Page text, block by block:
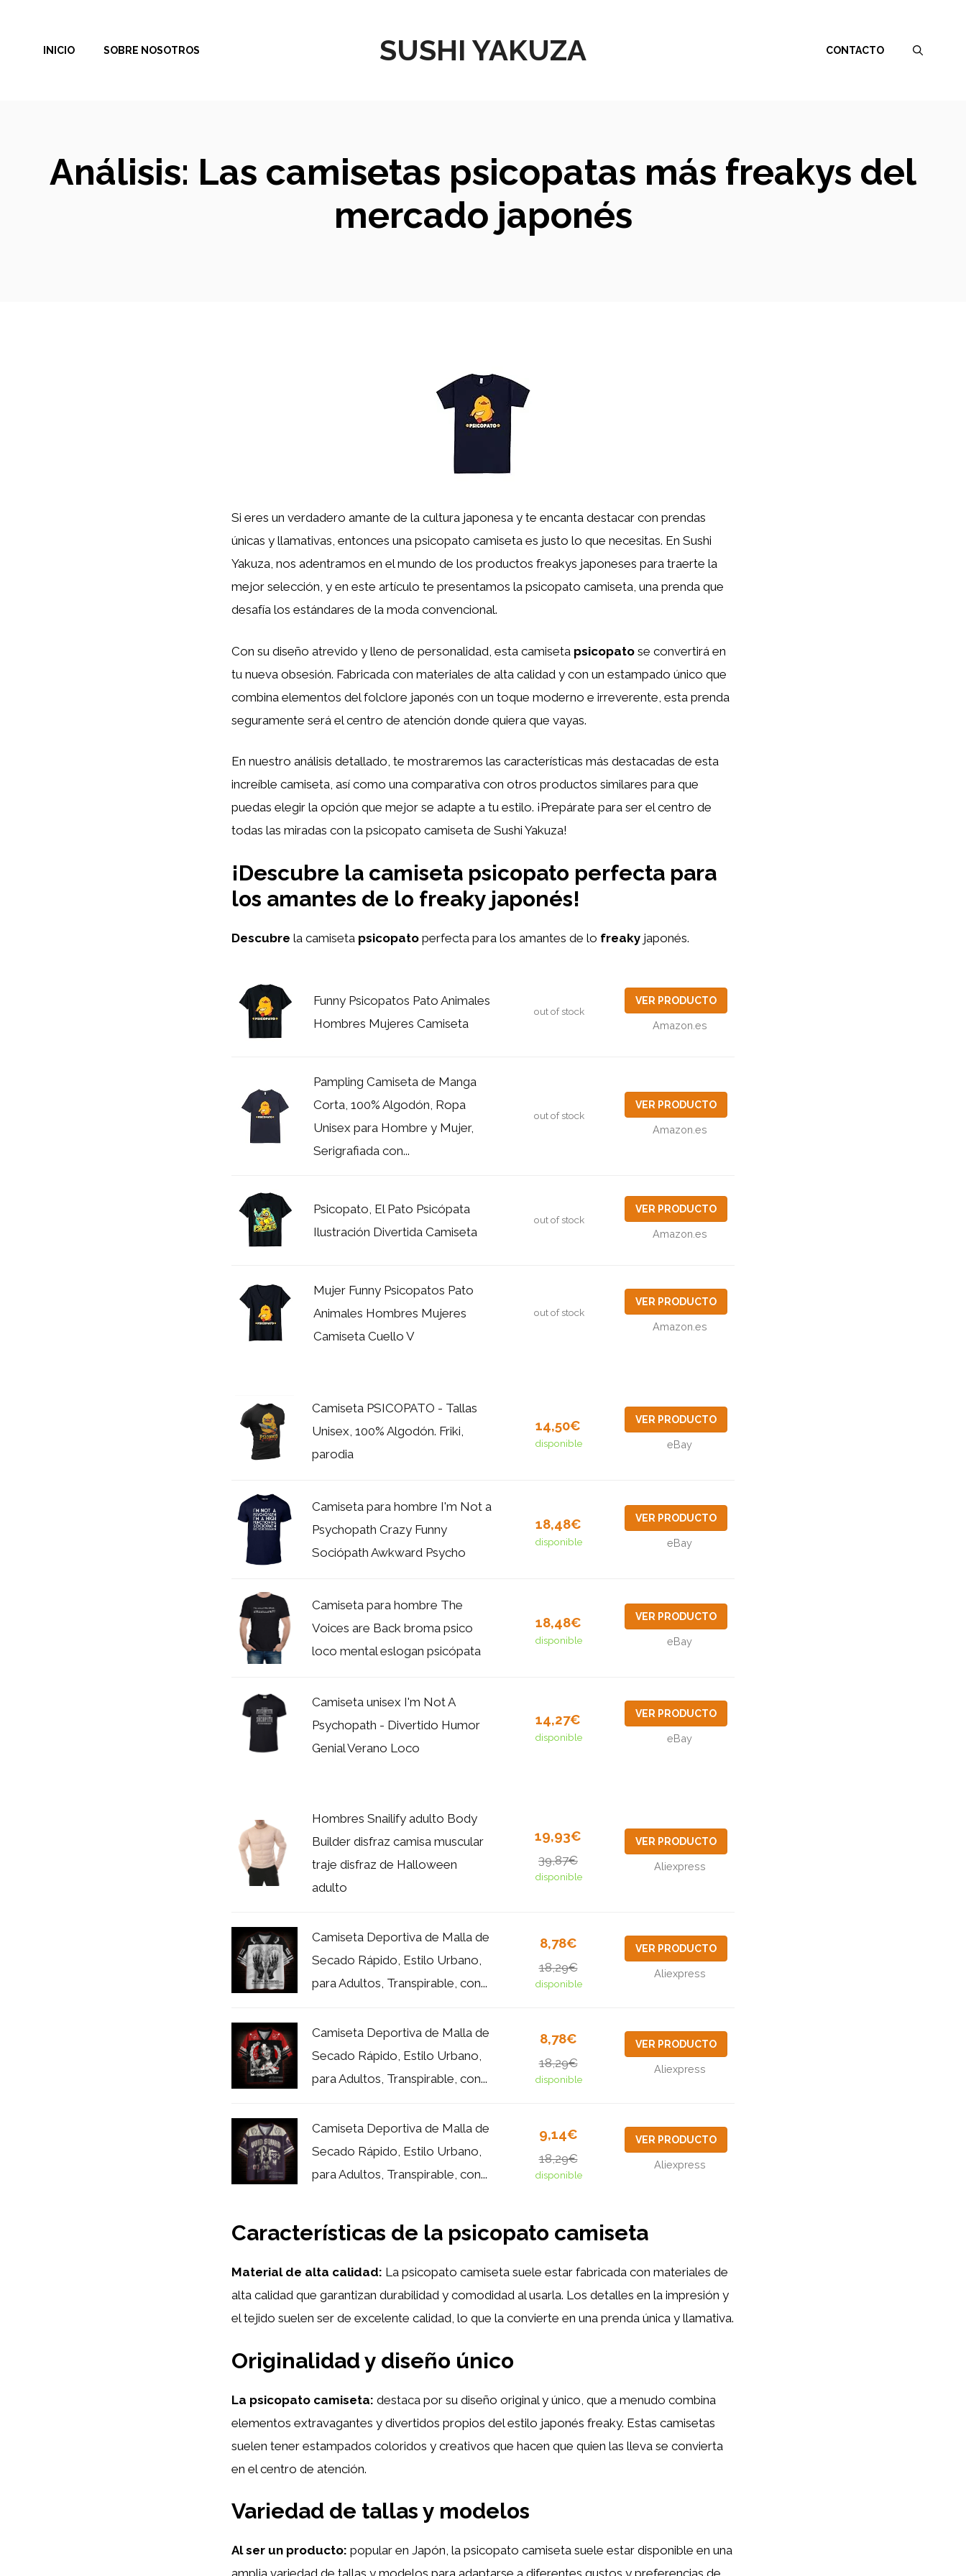
contenido
SUSHI YAKUZA
INICIO SOBRE NOSOTROS CONTACTO
Análisis: Las camisetas psicopatas más freakys del
mercado japonés
Si eres un verdadero amante de la cultura japonesa y te encanta destacar con prendas
únicas y llamativas, entonces una psicopato camiseta es justo lo que necesitas. En Sushi
Yakuza, nos adentramos en el mundo de los productos freakys japoneses para traerte la
mejor selección, y en este artículo te presentamos la psicopato camiseta, una prenda que
desafía los estándares de la moda convencional.
Con su diseño atrevido y lleno de personalidad, esta camiseta psicopato se convertirá en
tu nueva obsesión. Fabricada con materiales de alta calidad y con un estampado único que
combina elementos del folclore japonés con un toque moderno e irreverente, esta prenda
seguramente será el centro de atención donde quiera que vayas.
En nuestro análisis detallado, te mostraremos las características más destacadas de esta
increíble camiseta, así como una comparativa con otros productos similares para que
puedas elegir la opción que mejor se adapte a tu estilo. ¡Prepárate para ser el centro de
todas las miradas con la psicopato camiseta de Sushi Yakuza!
¡Descubre la camiseta psicopato perfecta para
los amantes de lo freaky japonés!
Descubre la camiseta psicopato perfecta para los amantes de lo freaky japonés.
Funny Psicopatos Pato Animales
Hombres Mujeres Camiseta
out of stock
VER PRODUCTO
Amazon.es
Pampling Camiseta de Manga
Corta, 100% Algodón, Ropa
Unisex para Hombre y Mujer,
Serigrafiada con...
out of stock
VER PRODUCTO
Amazon.es
Psicopato, El Pato Psicópata
Ilustración Divertida Camiseta
out of stock
VER PRODUCTO
Amazon.es
Mujer Funny Psicopatos Pato
Animales Hombres Mujeres
Camiseta Cuello V
out of stock
VER PRODUCTO
Amazon.es
Camiseta PSICOPATO - Tallas
Unisex, 100% Algodón. Friki,
parodia
14,50€
disponible
VER PRODUCTO
eBay
Camiseta para hombre I'm Not a
Psychopath Crazy Funny
Sociópath Awkward Psycho
18,48€
disponible
VER PRODUCTO
eBay
Camiseta para hombre The
Voices are Back broma psico
loco mental eslogan psicópata
18,48€
disponible
VER PRODUCTO
eBay
Camiseta unisex I'm Not A
Psychopath - Divertido Humor
Genial Verano Loco
14,27€
disponible
VER PRODUCTO
eBay
Hombres Snailify adulto Body
Builder disfraz camisa muscular
traje disfraz de Halloween
adulto
19,93€
39,87€
disponible
VER PRODUCTO
Aliexpress
Camiseta Deportiva de Malla de
Secado Rápido, Estilo Urbano,
para Adultos, Transpirable, con...
8,78€
18,29€
disponible
VER PRODUCTO
Aliexpress
Camiseta Deportiva de Malla de
Secado Rápido, Estilo Urbano,
para Adultos, Transpirable, con...
8,78€
18,29€
disponible
VER PRODUCTO
Aliexpress
Camiseta Deportiva de Malla de
Secado Rápido, Estilo Urbano,
para Adultos, Transpirable, con...
9,14€
18,29€
disponible
VER PRODUCTO
Aliexpress
Características de la psicopato camiseta
Material de alta calidad: La psicopato camiseta suele estar fabricada con materiales de
alta calidad que garantizan durabilidad y comodidad al usarla. Los detalles en la impresión y
el tejido suelen ser de excelente calidad, lo que la convierte en una prenda única y llamativa.
Originalidad y diseño único
La psicopato camiseta: destaca por su diseño original y único, que a menudo combina
elementos extravagantes y divertidos propios del estilo japonés freaky. Estas camisetas
suelen tener estampados coloridos y creativos que hacen que quien las lleva se convierta
en el centro de atención.
Variedad de tallas y modelos
Al ser un producto: popular en Japón, la psicopato camiseta suele estar disponible en una
amplia variedad de tallas y modelos para adaptarse a diferentes gustos y preferencias de